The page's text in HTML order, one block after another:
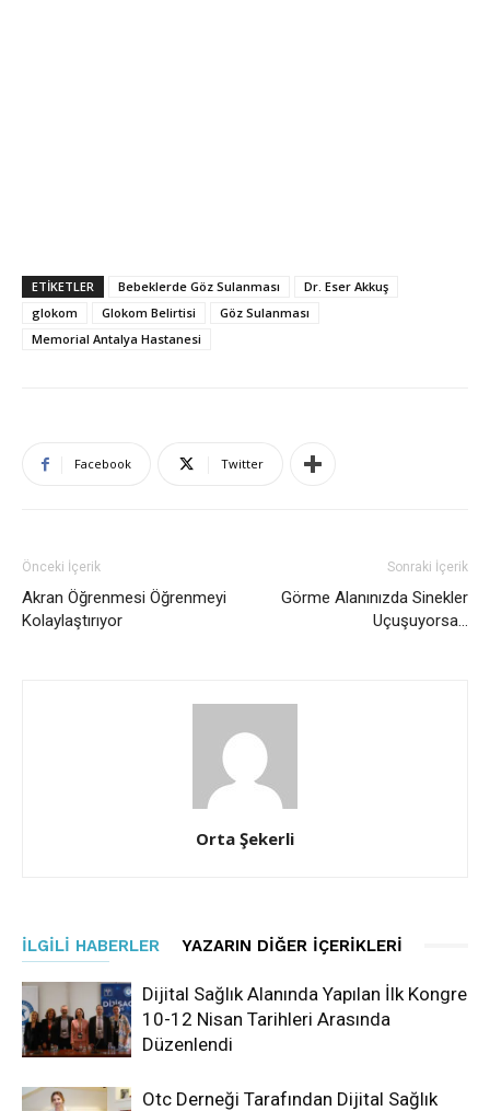
ETIKETLER Bebeklerde Göz Sulanması
Dr. Eser Akkuş
glokom
Glokom Belirtisi
Göz Sulanması
Memorial Antalya Hastanesi
Facebook Twitter
Önceki İçerik
Akran Öğrenmesi Öğrenmeyi
Kolaylaştırıyor
Sonraki İçerik
Görme Alanınızda Sinekler
Uçuşuyorsa…
Orta Şekerli
İLGILI HABERLER YAZARIN DIĞER İÇERIKLERI
Dijital Sağlık Alanında Yapılan İlk Kongre
10-12 Nisan Tarihleri Arasında
Düzenlendi
Otc Derneği Tarafından Dijital Sağlık